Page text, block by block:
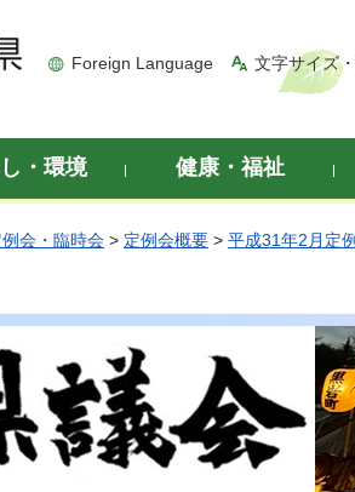
Foreign Language 文字サイズ
・環境 健康・福祉
例会・臨時会 > 定例会概要 > 平成31年2月定